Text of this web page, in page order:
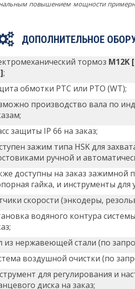
повышением мощности
ДОПОЛНИТЕЛЬНОЕ
тормоз M12K
;
обмотки PTC или PTO (WT);
производство вала по
защиты IP 66 на заказ;
зажим типа HSK для
ручной и
доступны на заказ зажимной
гайка, и инструменты для
скорости (энкодеры,
водяного контура
из нержавеющей стали (по
воздушной очистки (по
для регулирования и
диска на заказ;